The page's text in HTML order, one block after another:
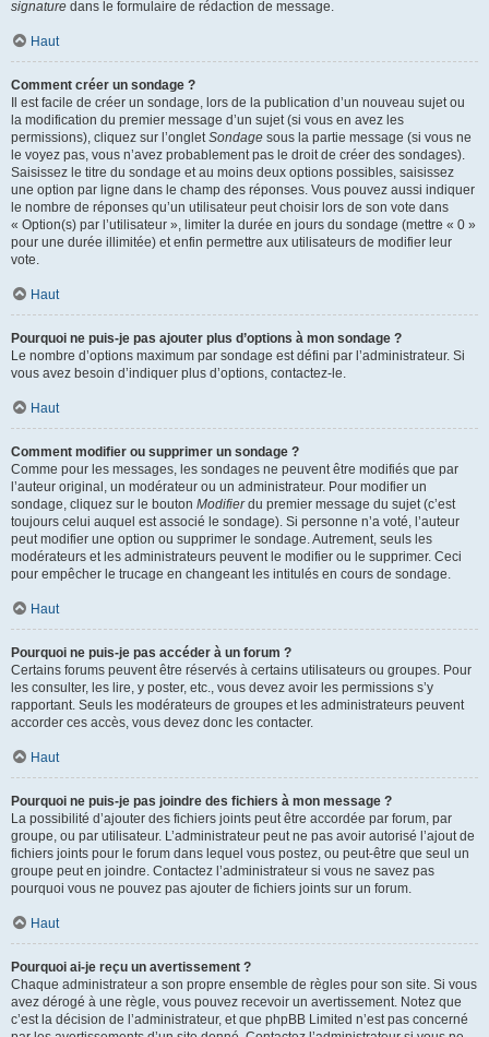
signature dans le formulaire de rédaction de message.
Haut
Comment créer un sondage ?
Il est facile de créer un sondage, lors de la publication d’un nouveau sujet ou
la modification du premier message d’un sujet (si vous en avez les
permissions), cliquez sur l’ongletSondage sous la partie message (si vous ne
le voyez pas, vous n’avez probablement pas le droit de créer des sondages).
Saisissez le titre du sondage et au moins deux options possibles, saisissez
une option par ligne dans le champ des réponses. Vous pouvez aussi indiquer
le nombre de réponses qu’un utilisateur peut choisir lors de son vote dans
« Option(s) par l’utilisateur », limiter la durée en jours du sondage (mettre « 0 »
pour une durée illimitée) et enfin permettre aux utilisateurs de modifier leur
vote.
Haut
Pourquoi ne puis-je pas ajouter plus d’options à mon sondage ?
Le nombre d’options maximum par sondage est défini par l’administrateur. Si
vous avez besoin d’indiquer plus d’options, contactez-le.
Haut
Comment modifier ou supprimer un sondage ?
Comme pour les messages, les sondages ne peuvent être modifiés que par
l’auteur original, un modérateur ou un administrateur. Pour modifier un
sondage, cliquez sur le bouton Modifierdu premier message du sujet (c’est
toujours celui auquel est associé le sondage). Si personne n’a voté, l’auteur
peut modifier une option ou supprimer le sondage. Autrement, seuls les
modérateurs et les administrateurs peuvent le modifier ou le supprimer. Ceci
pour empêcher le trucage en changeant les intitulés en cours de sondage.
Haut
Pourquoi ne puis-je pas accéder à un forum ?
Certains forums peuvent être réservés à certains utilisateurs ou groupes. Pour
les consulter, les lire, y poster, etc., vous devez avoir les permissions s’y
rapportant. Seuls les modérateurs de groupes et les administrateurs peuvent
accorder ces accès, vous devez donc les contacter.
Haut
Pourquoi ne puis-je pas joindre des fichiers à mon message ?
La possibilité d’ajouter des fichiers joints peut être accordée par forum, par
groupe, ou par utilisateur. L’administrateur peut ne pas avoir autorisé l’ajout de
fichiers joints pour le forum dans lequel vous postez, ou peut-être que seul un
groupe peut en joindre. Contactez l’administrateur si vous ne savez pas
pourquoi vous ne pouvez pas ajouter de fichiers joints sur un forum.
Haut
Pourquoi ai-je reçu un avertissement ?
Chaque administrateur a son propre ensemble de règles pour son site. Si vous
avez dérogé à une règle, vous pouvez recevoir un avertissement. Notez que
c’est la décision de l’administrateur, et que phpBB Limited n’est pas concerné